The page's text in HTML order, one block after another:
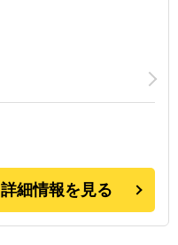
詳細情報を見る